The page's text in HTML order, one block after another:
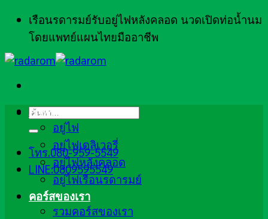
ข้าม
ยัง
เนื้อหา
เรือนรดารมย์รับอยู่ไฟหลังคลอด นวดเปิดท่อน้ำนม
โดยแพทย์แผนไทยมืออาชีพ
ค้นหา:
โทร.080-959-5549
LINE:0809595549
ภาพรวม
อยู่ไฟ
อยู่ไฟเดลิเวอรี่
อยู่ไฟหลังคลอด
อยู่ไฟเรือนรดารมย์
คอร์สของเรา
รวมคอร์สของเรา